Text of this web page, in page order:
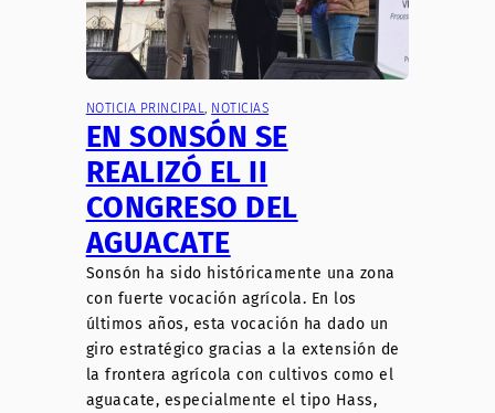
NOTICIA PRINCIPAL, NOTICIAS
EN SONSÓN SE
REALIZÓ EL II
CONGRESO DEL
AGUACATE
Sonsón ha sido históricamente una zona
con fuerte vocación agrícola. En los
últimos años, esta vocación ha dado un
giro estratégico gracias a la extensión de
la frontera agrícola con cultivos como el
aguacate, especialmente el tipo Hass,